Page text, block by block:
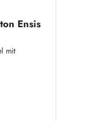
Ensis
mit